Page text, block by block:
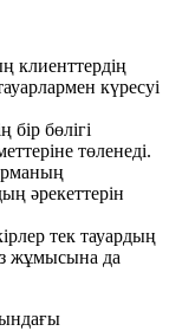
клиенттердің
күресуі
бір бөлігі
төленеді.
әрекеттерін
тек тауардың
жұмысына да